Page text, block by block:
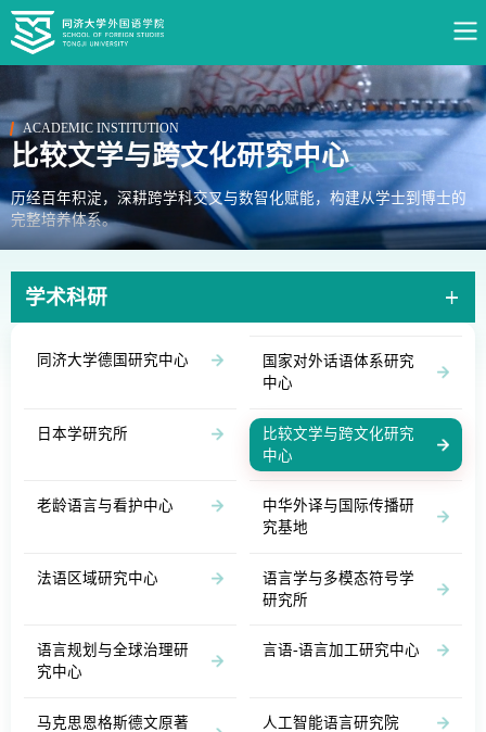
ACADEMIC INSTITUTION
比较文学与跨文化研究中心
历经百年积淀，深耕跨学科交叉与数智化赋能，构建从学士到博士的
完整培养体系。
学术科研
同济大学德国研究中心
国家对外话语体系研究
中心
日本学研究所
比较文学与跨文化研究
中心
老龄语言与看护中心
中华外译与国际传播研
究基地
法语区域研究中心
语言学与多模态符号学
研究所
语言规划与全球治理研
究中心
言语-语言加工研究中心
马克思恩格斯德文原著
人工智能语言研究院